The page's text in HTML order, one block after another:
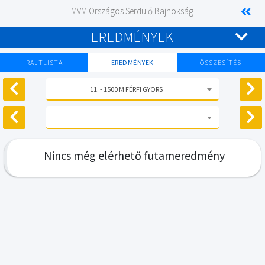
MVM Országos Serdülő Bajnokság
EREDMÉNYEK
RAJTLISTA EREDMÉNYEK ÖSSZESÍTÉS
11. - 1500 M FÉRFI GYORS
Nincs még elérhető futameredmény